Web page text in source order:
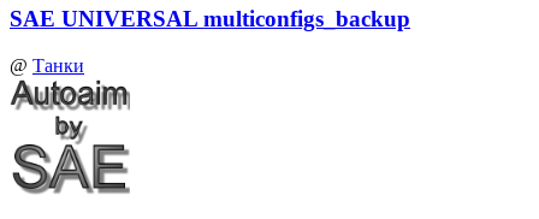
SAE UNIVERSAL multiconfigs_backup
@ Танки